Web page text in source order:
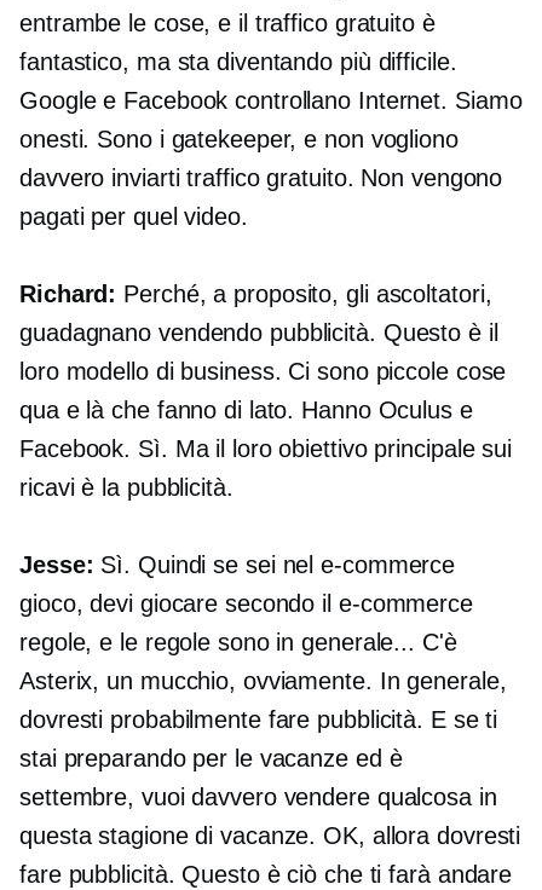
entrambe le cose, e il traffico gratuito è
fantastico, ma sta diventando più difficile.
Google e Facebook controllano Internet. Siamo
onesti. Sono i gatekeeper, e non vogliono
davvero inviarti traffico gratuito. Non vengono
pagati per quel video.
Richard: Perché, a proposito, gli ascoltatori,
guadagnano vendendo pubblicità. Questo è il
loro modello di business. Ci sono piccole cose
qua e là che fanno di lato. Hanno Oculus e
Facebook. Sì. Ma il loro obiettivo principale sui
ricavi è la pubblicità.
Jesse: Sì. Quindi se sei nele-commerce
gioco, devi giocare secondo il e-commerce
regole, e le regole sono in generale... C'è
Asterix, un mucchio, ovviamente. In generale,
dovresti probabilmente fare pubblicità. E se ti
stai preparando per le vacanze ed è
settembre, vuoi davvero vendere qualcosa in
questa stagione di vacanze. OK, allora dovresti
fare pubblicità. Questo è ciò che ti farà andare